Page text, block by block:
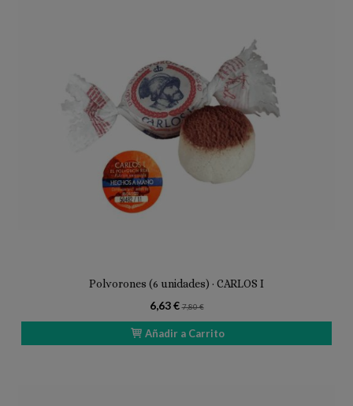
Polvorones (6 unidades) · CARLOS I
6,63 €7,80 €
Añadir a Carrito